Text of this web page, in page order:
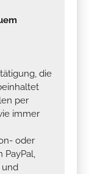
die
per
immer
oder
PayPal,
und